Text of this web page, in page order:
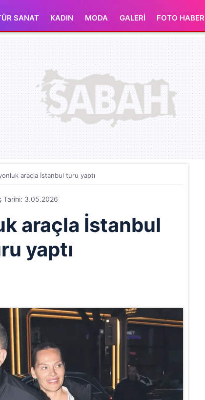
SANAT KADIN MODA GALERİ FOTO HABER
araçla İstanbul turu yaptı
Tarihi: 3.05.2026
araçla İstanbul
yaptı